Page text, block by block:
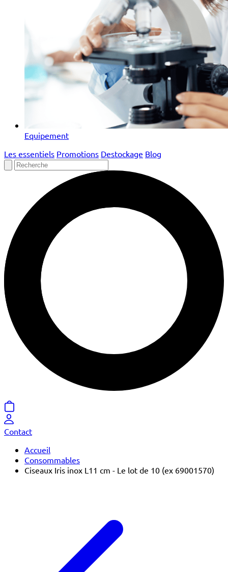
Equipement
Les essentiels Promotions Destockage Blog
Contact
Accueil
Consommables
Ciseaux Iris inox L11 cm - Le lot de 10 (ex 69001570)